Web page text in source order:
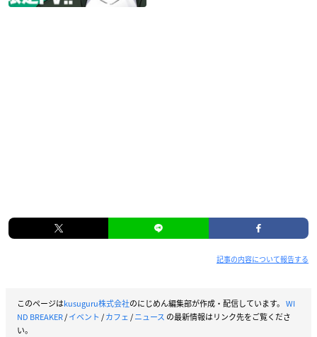
記事の内容について報告する
このページはkusuguru株式会社のにじめん編集部が作成・配信しています。 WI
ND BREAKER/イベント /カフェ/ニュース の最新情報はリンク先をご覧くださ
い。